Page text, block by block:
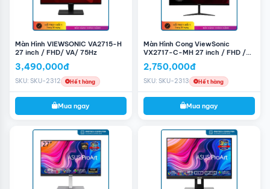
Màn Hình VIEWSONIC VA2715-H
27 inch / FHD/ VA/ 75Hz
3,490,000đ
SKU: SKU-2312 Hết hàng
Mua ngay
Màn Hình Cong ViewSonic
VX2717-C-MH 27 inch / FHD /
2,750,000đ
SKU: SKU-2313 Hết hàng
Mua ngay